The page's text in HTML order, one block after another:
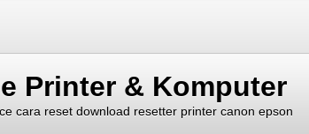
Printer & Komputer
cara reset download resetter printer canon epson